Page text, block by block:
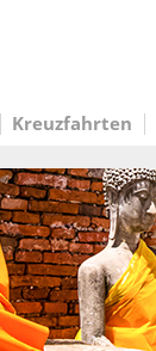
Kreuzfahrten